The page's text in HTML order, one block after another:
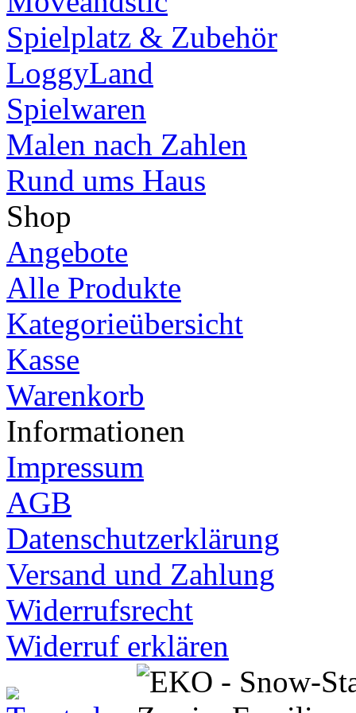
Spielplatz & Zubehör
LoggyLand
Spielwaren
Malen nach Zahlen
Rund ums Haus
Shop
Angebote
Alle Produkte
Kategorieübersicht
Kasse
Warenkorb
Informationen
Impressum
AGB
Datenschutzerklärung
Versand und Zahlung
Widerrufsrecht
Widerruf erklären